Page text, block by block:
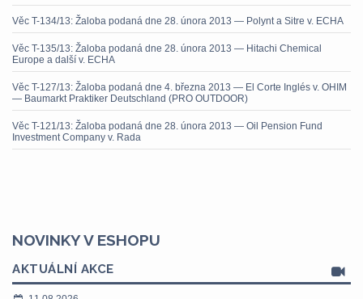
Věc T-134/13: Žaloba podaná dne 28. února 2013 — Polynt a Sitre v. ECHA
Věc T-135/13: Žaloba podaná dne 28. února 2013 — Hitachi Chemical
Europe a další v. ECHA
Věc T-127/13: Žaloba podaná dne 4. března 2013 — El Corte Inglés v. OHIM
— Baumarkt Praktiker Deutschland (PRO OUTDOOR)
Věc T-121/13: Žaloba podaná dne 28. února 2013 — Oil Pension Fund
Investment Company v. Rada
NOVINKY V ESHOPU
AKTUÁLNÍ AKCE